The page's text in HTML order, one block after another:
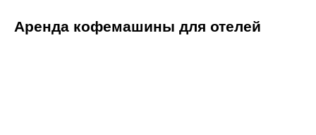
Аренда кофемашины для отелей